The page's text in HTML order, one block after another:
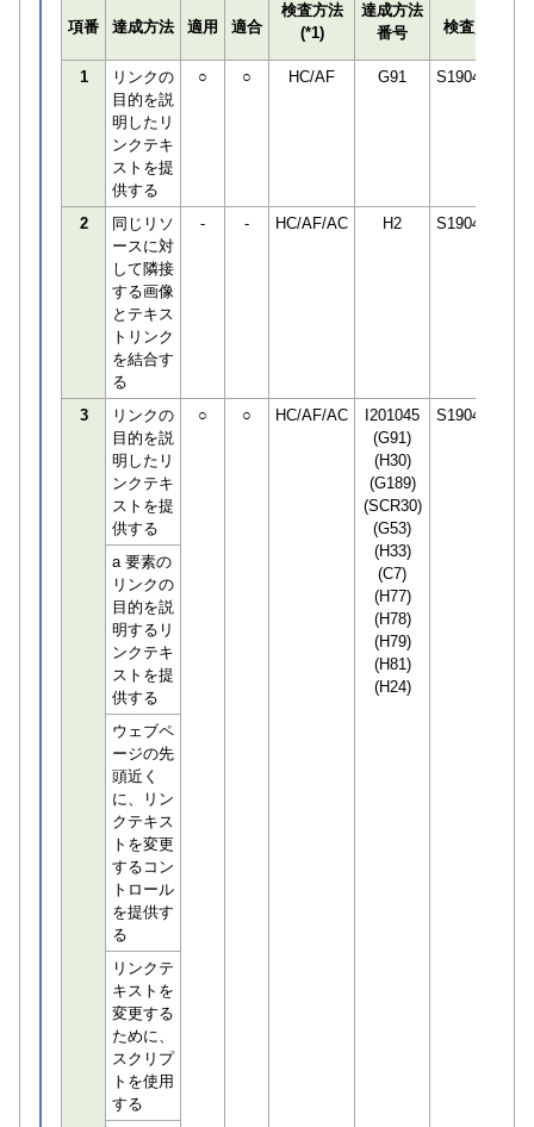
項番 達成方法 適用 適合
検査方法
(*1)
達成方法
番号
検査員
1
リンクの
目的を説
明したリ
ンクテキ
ストを提
供する
○ ○ HC/AF G91 S190498
2
同じリソ
ースに対
して隣接
する画像
とテキス
トリンク
を結合す
る
- - HC/AF/AC H2 S190498
3
リンクの
目的を説
明したリ
ンクテキ
ストを提
供する
○ ○ HC/AF/AC
I201045
(G91)
(H30)
(G189)
(SCR30)
(G53)
(H33)
(C7)
(H77)
(H78)
(H79)
(H81)
(H24)
S190498
a 要素の
リンクの
目的を説
明するリ
ンクテキ
ストを提
供する
ウェブペ
ージの先
頭近く
に、リン
クテキス
トを変更
するコン
トロール
を提供す
る
リンクテ
キストを
変更する
ために、
スクリプ
トを使用
する